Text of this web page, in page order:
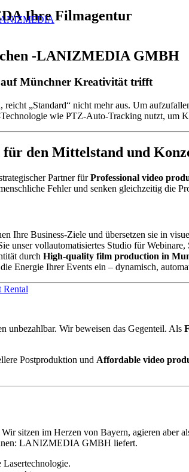
Rental
Ihre Filmagentur
-LANIZMEDIA GMBH
Münchner Kreativität trifft
„Standard“ nicht mehr aus. Um
wie PTZ-Auto-Tracking nutzt, um
den Mittelstand und
Partner fürProfessional video
Fehler und senken gleichzeitig die
Ihre Business-Ziele und übersetzen sie in
unser vollautomatisiertes Studio für Webinare,
durch High-quality film production in
Energie Ihrer Events ein – dynamisch,
unbezahlbar. Wir beweisen das Gegenteil. Als
Postproduktion und Affordable video
Wir sitzen im Herzen von Bayern, agieren aber
LANIZMEDIA GMBH liefert.